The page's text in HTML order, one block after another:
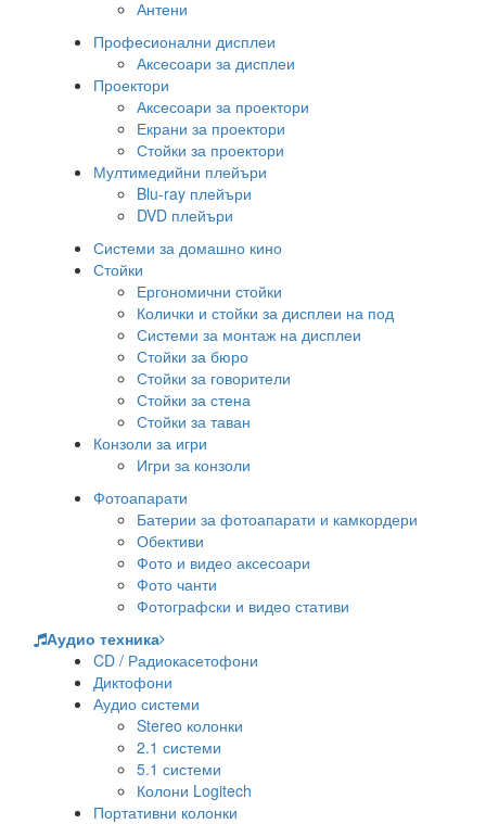
Антени
Професионални дисплеи
Аксесоари за дисплеи
Проектори
Аксесоари за проектори
Екрани за проектори
Стойки за проектори
Мултимедийни плейъри
Blu-ray плейъри
DVD плейъри
Системи за домашно кино
Стойки
Ергономични стойки
Колички и стойки за дисплеи на под
Системи за монтаж на дисплеи
Стойки за бюро
Стойки за говорители
Стойки за стена
Стойки за таван
Конзоли за игри
Игри за конзоли
Фотоапарати
Батерии за фотоапарати и камкордери
Обективи
Фото и видео аксесоари
Фото чанти
Фотографски и видео стативи
Аудио техника
CD / Радиокасетофони
Диктофони
Аудио системи
Stereo колонки
2.1 системи
5.1 системи
Колони Logitech
Портативни колонки